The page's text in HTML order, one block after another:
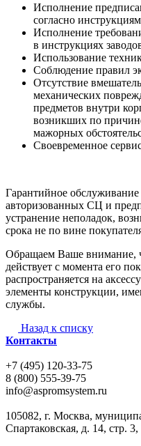
Исполнение
согласно
Исполнение
в инструкциях
Использование
Соблюдение правил
Отсутствие
механических
предметов внутри
возникших по
мажорных
Своевременное
Гарантийное
авторизованных СЦ и
устранение неполадок,
срока не по вине
Обращаем Ваше внимание,
действует с момента его
распространяется на
элементы конструкции,
службы.
Назад к списку
Контакты
+7 (495) 120-33-75
8 (800) 555-39-75
info@aspromsystem.ru
105082, г. Москва,
Спартаковская, д. 14, стр.